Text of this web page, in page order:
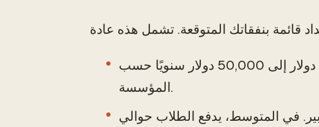
: يمكن أن تتراوح من 10,000 دولار إلى 50,000 دولار سنويًا حسب
المؤسسة.
في المتوسط، يدفع الطلاب حوالي